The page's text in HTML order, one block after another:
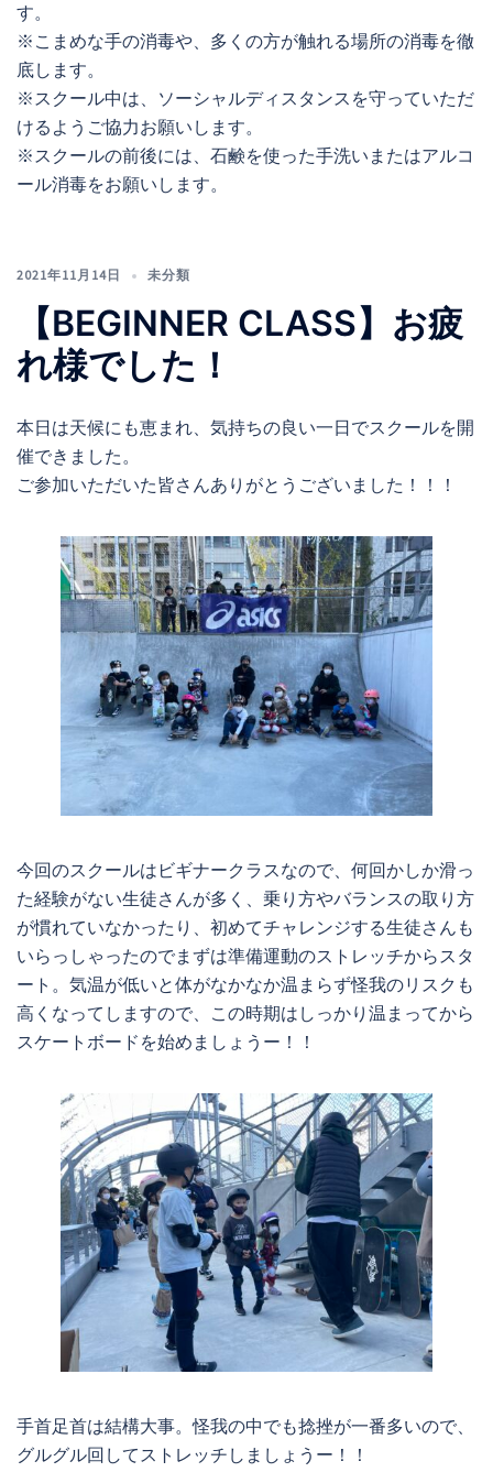
す。
※こまめな手の消毒や、多くの方が触れる場所の消毒を徹
底します。
※スクール中は、ソーシャルディスタンスを守っていただ
けるようご協力お願いします。
※スクールの前後には、石鹸を使った手洗いまたはアルコ
ール消毒をお願いします。
2021年11月14日 未分類
【BEGINNER CLASS】お疲
れ様でした！
本日は天候にも恵まれ、気持ちの良い一日でスクールを開
催できました。
ご参加いただいた皆さんありがとうございました！！！
今回のスクールはビギナークラスなので、何回かしか滑っ
た経験がない生徒さんが多く、乗り方やバランスの取り方
が慣れていなかったり、初めてチャレンジする生徒さんも
いらっしゃったのでまずは準備運動のストレッチからスタ
ート。気温が低いと体がなかなか温まらず怪我のリスクも
高くなってしますので、この時期はしっかり温まってから
スケートボードを始めましょうー！！
手首足首は結構大事。怪我の中でも捻挫が一番多いので、
グルグル回してストレッチしましょうー！！